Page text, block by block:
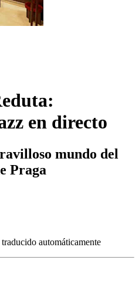
en directo
mundo del
Praga
automáticamente